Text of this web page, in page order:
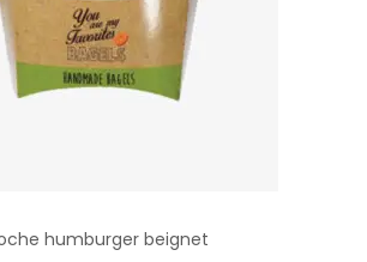
humburger beignet